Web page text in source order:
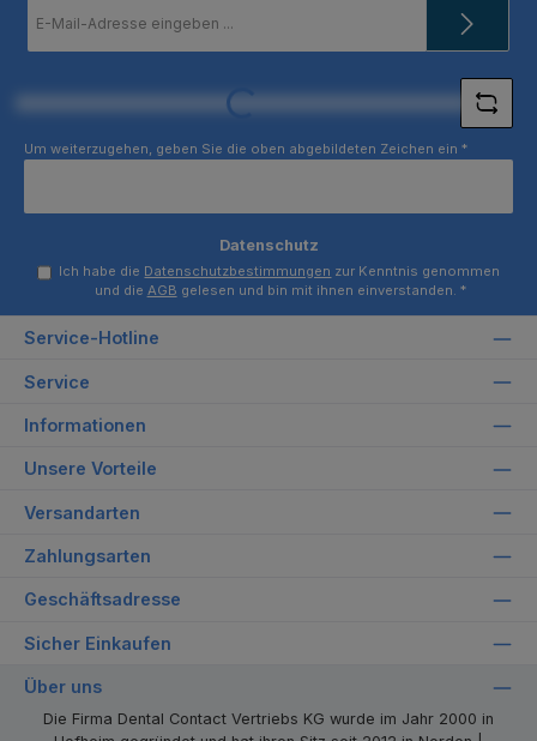
Mail-
Loading...
Um weiterzugehen, geben Sie die oben abgebildeten Zeichen ein *
Datenschutz
Ich habe die Datenschutzbestimmungen zur Kenntnis genommen
und die AGB gelesen und bin mit ihnen einverstanden. *
Service-Hotline
Service
Informationen
Unsere Vorteile
Versandarten
Zahlungsarten
Geschäftsadresse
Sicher Einkaufen
Über uns
Die Firma Dental Contact Vertriebs KG wurde im Jahr 2000 in